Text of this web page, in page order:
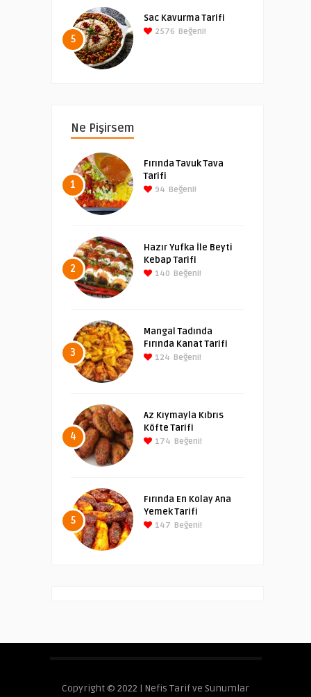
5
Sac Kavurma Tarifi
2576 Beğeni!
Ne Pişirsem
1
Fırında Tavuk Tava
Tarifi
94 Beğeni!
2
Hazır Yufka İle Beyti
Kebap Tarifi
140 Beğeni!
3
Mangal Tadında
Fırında Kanat Tarifi
124 Beğeni!
4
Az Kıymayla Kıbrıs
Köfte Tarifi
174 Beğeni!
5
Fırında En Kolay Ana
Yemek Tarifi
147 Beğeni!
Copyright © 2022 | Nefis Tarif ve Sunumlar